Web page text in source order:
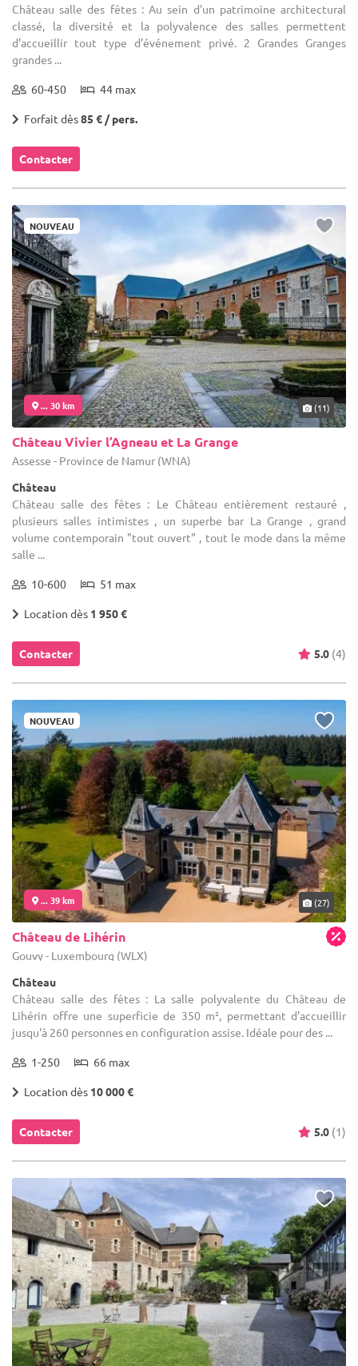
Château salle des fêtes : Au sein d'un patrimoine architectural
classé, la diversité et la polyvalence des salles permettent
d'accueillir tout type d’événement privé. 2 Grandes Granges
grandes ...
60-450 44 max
Forfait dès85 € / pers.
Contacter
NOUVEAU
... 30 km (11)
Château Vivier l’Agneau et La Grange
Assesse - Province de Namur (WNA)
Château
Château salle des fêtes : Le Château entièrement restauré ,
plusieurs salles intimistes , un superbe bar La Grange , grand
volume contemporain "tout ouvert" , tout le mode dans la même
salle ...
10-600 51 max
Location dès 1 950 €
Contacter 5.0 (4)
NOUVEAU
... 39 km (27)
Château de Lihérin
Gouvy - Luxembourg (WLX)
Château
Château salle des fêtes : La salle polyvalente du Château de
Lihérin offre une superficie de 350 m², permettant d'accueillir
jusqu'à 260 personnes en configuration assise. Idéale pour des ...
1-250 66 max
Location dès 10 000 €
Contacter 5.0 (1)